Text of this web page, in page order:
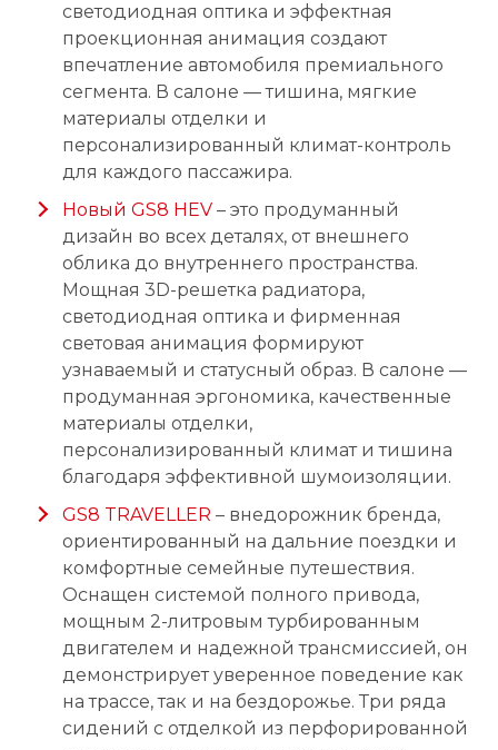
светодиодная оптика и эффектная
проекционная анимация создают
впечатление автомобиля премиального
сегмента. В салоне — тишина, мягкие
материалы отделки и
персонализированный климат-контроль
для каждого пассажира.
Новый GS8 HEV – это продуманный
дизайн во всех деталях, от внешнего
облика до внутреннего пространства.
Мощная 3D-решетка радиатора,
светодиодная оптика и фирменная
световая анимация формируют
узнаваемый и статусный образ. В салоне —
продуманная эргономика, качественные
материалы отделки,
персонализированный климат и тишина
благодаря эффективной шумоизоляции.
GS8 TRAVELLER – внедорожник бренда,
ориентированный на дальние поездки и
комфортные семейные путешествия.
Оснащен системой полного привода,
мощным 2-литровым турбированным
двигателем и надежной трансмиссией, он
демонстрирует уверенное поведение как
на трассе, так и на бездорожье. Три ряда
сидений с отделкой из перфорированной